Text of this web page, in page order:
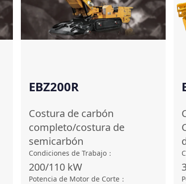
EBZ200R
Costura de carbón
completo/costura de
semicarbón
Condiciones de Trabajo ：
200/110 kW
Potencia de Motor de Corte ：